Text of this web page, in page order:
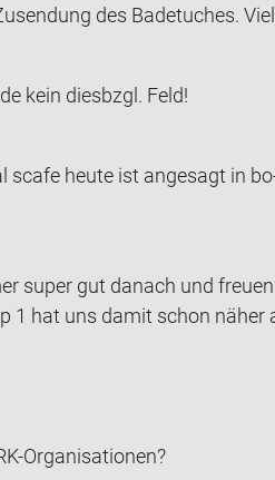
des Ba­de­tu­ches.
kein dies­bzgl. Feld!
scafe heute ist an­ge­sagt in
super gut da­nach und freu­en
1 hat uns damit schon näher
​Organisationen?